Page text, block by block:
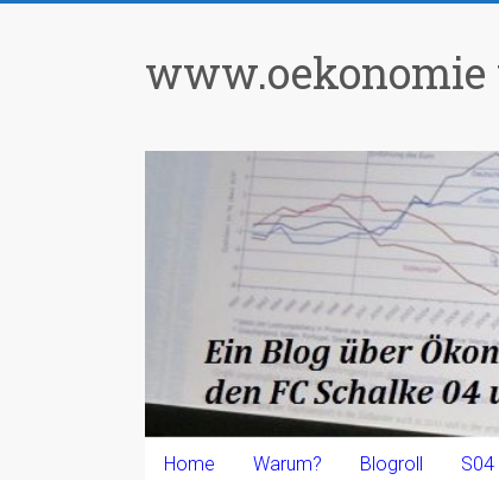
www.oekonomie
Home Warum? Blogroll S04